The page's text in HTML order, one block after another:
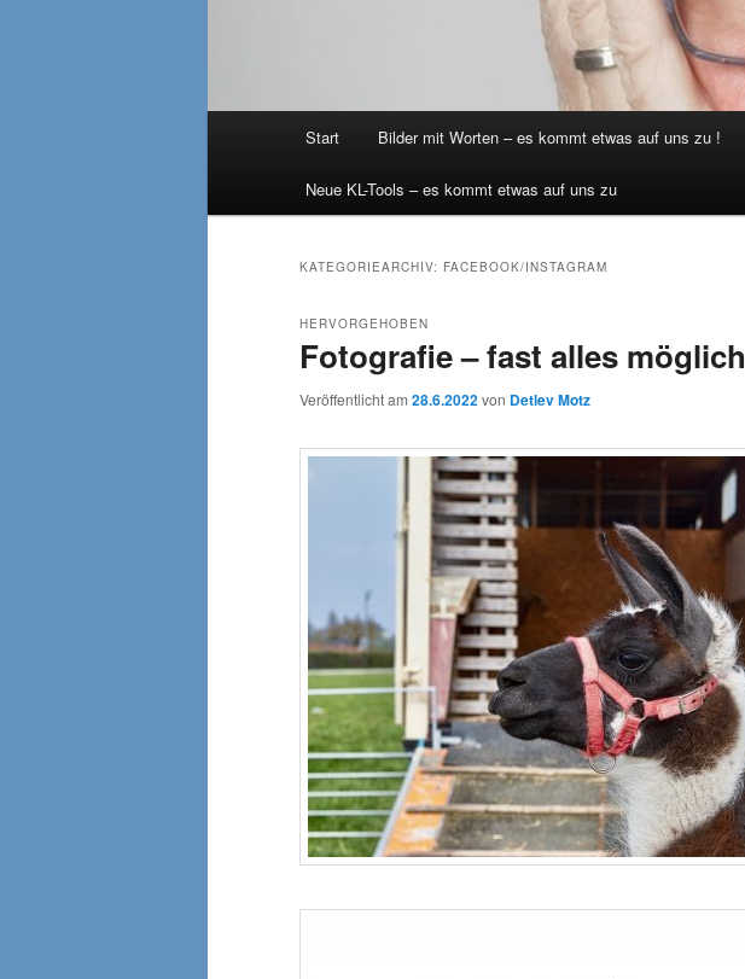
Start Bilder mit Worten – es kommt etwas auf uns zu !
Neue KL-Tools – es kommt etwas auf uns zu
KATEGORIEARCHIV: FACEBOOK/INSTAGRAM
Fotografie – fast alles möglich
HERVORGEHOBEN
Veröffentlicht am 28.6.2022von Detlev Motz